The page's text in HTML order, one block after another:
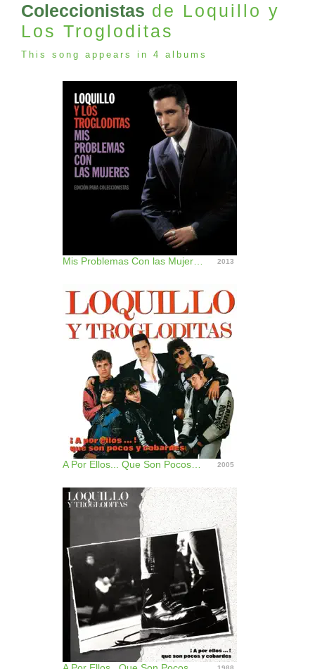
Coleccionistas de Loquillo y
Los Trogloditas
This song appears in 4 albums
Mis Problemas Con las Mujeres 2013
A Por Ellos... Que Son Pocos Y Cobardes 2005